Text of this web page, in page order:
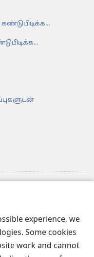
experience, we
Some cookies
work and cannot